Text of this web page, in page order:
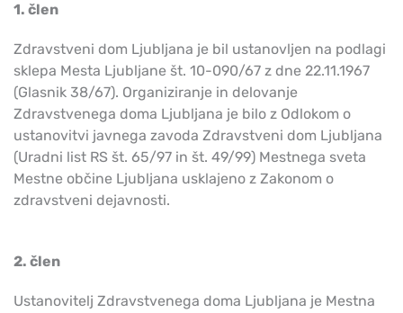
1. člen
Zdravstveni dom Ljubljana je bil ustanovljen na podlagi
sklepa Mesta Ljubljane št. 10-090/67 z dne 22.11.1967
(Glasnik 38/67). Organiziranje in delovanje
Zdravstvenega doma Ljubljana je bilo z Odlokom o
ustanovitvi javnega zavoda Zdravstveni dom Ljubljana
(Uradni list RS št. 65/97 in št. 49/99) Mestnega sveta
Mestne občine Ljubljana usklajeno z Zakonom o
zdravstveni dejavnosti.
2. člen
Ustanovitelj Zdravstvenega doma Ljubljana je Mestna